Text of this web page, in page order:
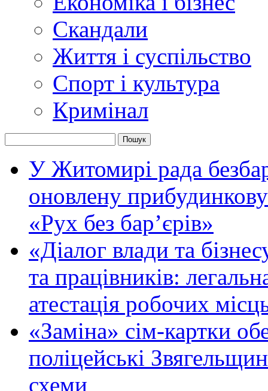
Скандали
Життя і суспільство
Спорт і культура
Кримінал
У Житомирі рада
оновлену
«Рух без бар’єрів»
«Діалог влади та
та працівників:
атестація робочих
«Заміна» сім-картки
поліцейські
схеми